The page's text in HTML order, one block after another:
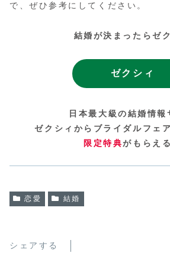
で、ぜひ参考にしてください。
結婚が決まったらゼ
ゼクシィ
日本最大級の結婚情報
ゼクシィからブライダルフェ
限定特典がもらえる
恋愛 結婚
シェアする